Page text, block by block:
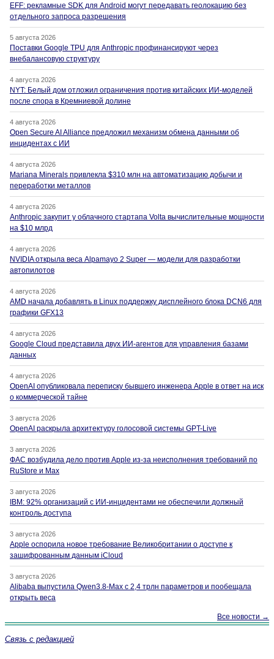
EFF: рекламные SDK для Android могут передавать геолокацию без
отдельного запроса разрешения
5 августа 2026
Поставки Google TPU для Anthropic профинансируют через
внебалансовую структуру
4 августа 2026
NYT: Белый дом отложил ограничения против китайских ИИ-моделей
после спора в Кремниевой долине
4 августа 2026
Open Secure AI Alliance предложил механизм обмена данными об
инцидентах с ИИ
4 августа 2026
Mariana Minerals привлекла $310 млн на автоматизацию добычи и
переработки металлов
4 августа 2026
Anthropic закупит у облачного стартапа Volta вычислительные мощности
на $10 млрд
4 августа 2026
NVIDIA открыла веса Alpamayo 2 Super — модели для разработки
автопилотов
4 августа 2026
AMD начала добавлять в Linux поддержку дисплейного блока DCN6 для
графики GFX13
4 августа 2026
Google Cloud представила двух ИИ-агентов для управления базами
данных
4 августа 2026
OpenAI опубликовала переписку бывшего инженера Apple в ответ на иск
о коммерческой тайне
3 августа 2026
OpenAI раскрыла архитектуру голосовой системы GPT-Live
3 августа 2026
ФАС возбудила дело против Apple из-за неисполнения требований по
RuStore и Max
3 августа 2026
IBM: 92% организаций с ИИ-инцидентами не обеспечили должный
контроль доступа
3 августа 2026
Apple оспорила новое требование Великобритании о доступе к
зашифрованным данным iCloud
3 августа 2026
Alibaba выпустила Qwen3.8-Max с 2,4 трлн параметров и пообещала
открыть веса
Все новости →
Связь с редакцией